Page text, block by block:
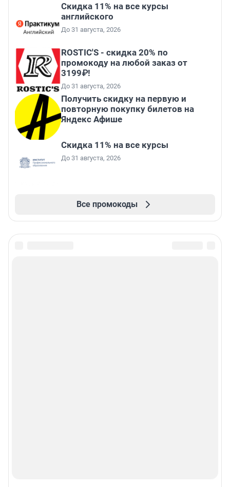
Скидка 11% на все курсы
английского
До 31 августа, 2026
ROSTIC'S - скидка 20% по
промокоду на любой заказ от
3199₽!
До 31 августа, 2026
Получить скидку на первую и
повторную покупку билетов на
Яндекс Афише
Скидка 11% на все курсы
До 31 августа, 2026
Все промокоды